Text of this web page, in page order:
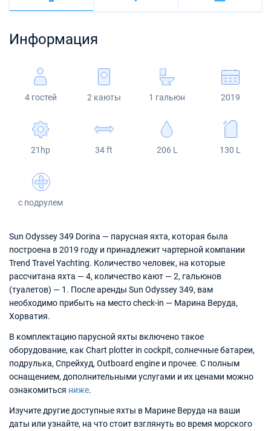
Мугла
ACI Марина Дубровник
Марина Веруда
Lagoon
Bali
Fountaine Pajot
Leopard
Bali 4.6
Bali 5.4
Astrea 42
Excess 11
Oceanis 51.1
Jeanneau 54
Sun Odyssey 440
Sun Odyssey 410
Dufour 46 GL
Сент-Люсия
Информация
4 гостей 2 каюты 1 гальюн 2019
21hp 34 ft 206 L 130 L
с подрулем
Sun Odyssey 349 Dorina — парусная яхта, которая была
построена в 2019 году и принадлежит чартерной компании
Trend Travel Yachting. Количество человек, на которые
рассчитана яхта — 4, количество кают — 2, гальюнов
(туалетов) — 1. После аренды Sun Odyssey 349, вам
необходимо прибыть на место check-in — Марина Веруда,
Хорватия.
В комплектацию парусной яхты включено такое
оборудование, как Chart plotter in cockpit, солнечные батареи,
подрулька, Спрейхуд, Outboard engine и прочее. С полным
оснащением, дополнительными услугами и их ценами можно
ознакомиться ниже.
Изучите другие доступные яхты в Марине Веруда на ваши
даты или узнайте, на что стоит взглянуть во время морского